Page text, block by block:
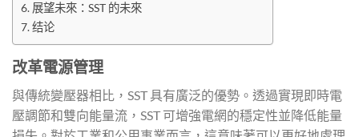
展望未來：SST 的未來
结论
改革電源管理
與傳統變壓器相比，SST 具有廣泛的優勢。透過實現即時電
壓調節和雙向能量流，SST 可增強電網的穩定性並降低能量